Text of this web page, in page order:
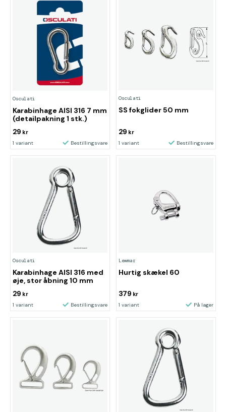
Osculati
Karabinhage AISI 316 7 mm
(detailpakning 1 stk.)
29 kr
1 variant Bestillingsvare
Osculati
SS fokglider 50 mm
29 kr
1 variant Bestillingsvare
Osculati
Karabinhage AISI 316 med
øje, stor åbning 10 mm
29 kr
1 variant Bestillingsvare
Lewmar
Hurtig skækel 60
379 kr
1 variant På lager